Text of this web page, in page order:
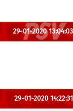
29-01-2020 13:04:03
29-01-2020 14:22:31